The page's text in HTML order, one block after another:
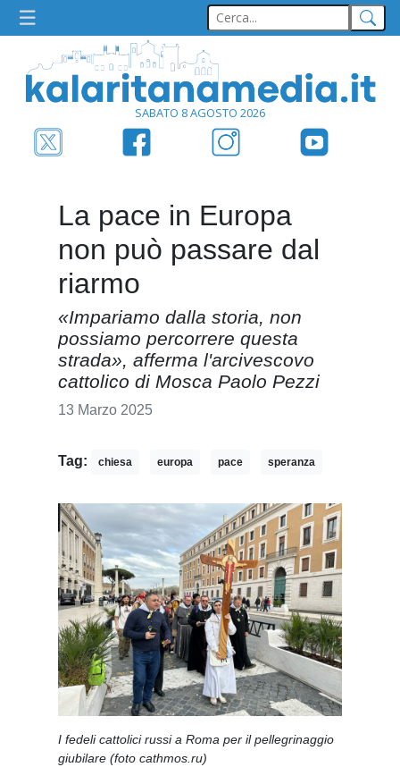
SABATO 8 AGOSTO 2026
La pace in Europa
non può passare dal
riarmo
«Impariamo dalla storia, non
possiamo percorrere questa
strada», afferma l'arcivescovo
cattolico di Mosca Paolo Pezzi
13 Marzo 2025
Tag: chiesa europa pace speranza
I fedeli cattolici russi a Roma per il pellegrinaggio
giubilare (foto cathmos.ru)